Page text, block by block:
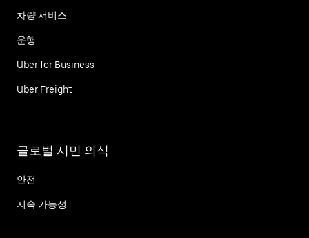
차량 서비스
운행
Uber for Business
Uber Freight
글로벌 시민 의식
안전
지속 가능성